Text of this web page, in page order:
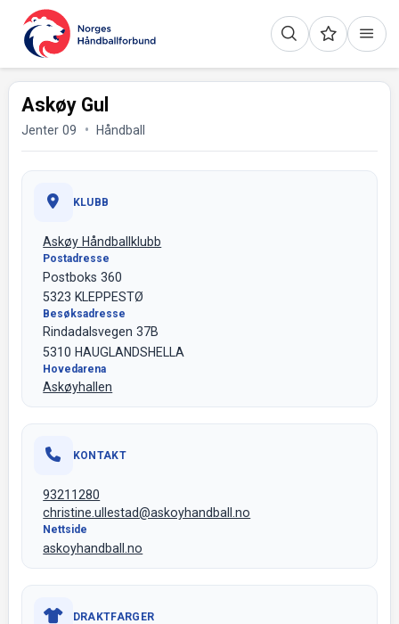
Askøy Gul
Jenter 09 Håndball
KLUBB
Askøy Håndballklubb
Postadresse
Postboks 360
5323 KLEPPESTØ
Besøksadresse
Rindadalsvegen 37B
5310 HAUGLANDSHELLA
Hovedarena
Askøyhallen
KONTAKT
93211280
christine.ullestad@askoyhandball.no
Nettside
askoyhandball.no
DRAKTFARGER